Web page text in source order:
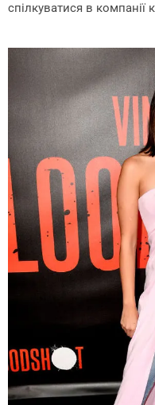
спілкуватися в компанії